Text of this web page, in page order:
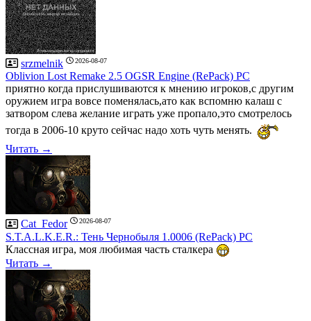
srzmelnik 2026-08-07
Oblivion Lost Remake 2.5 OGSR Engine (RePack) PC
приятно когда прислушиваются к мнению игроков,с другим
оружием игра вовсе поменялась,ато как вспомню калаш с
затвором слева желание играть уже пропало,это смотрелось
тогда в 2006-10 круто сейчас надо хоть чуть менять.
Читать →
Cat_Fedor 2026-08-07
S.T.A.L.K.E.R.: Тень Чернобыля 1.0006 (RePack) PC
Классная игра, моя любимая часть сталкера
Читать →